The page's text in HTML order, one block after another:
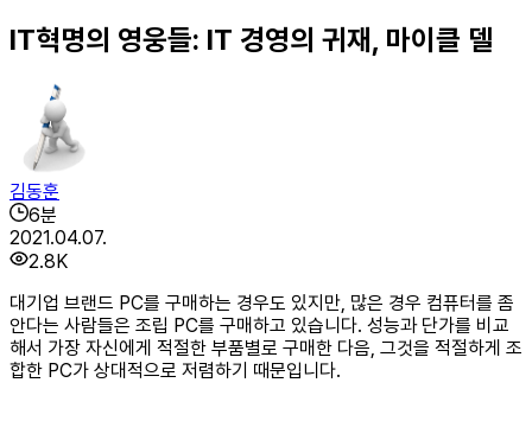
IT혁명의 영웅들: IT 경영의 귀재, 마이클 델
김동훈
6분
2021.04.07.
2.8K
대기업 브랜드 PC를 구매하는 경우도 있지만, 많은 경우 컴퓨터를 좀
안다는 사람들은 조립 PC를 구매하고 있습니다. 성능과 단가를 비교
해서 가장 자신에게 적절한 부품별로 구매한 다음, 그것을 적절하게 조
합한 PC가 상대적으로 저렴하기 때문입니다.